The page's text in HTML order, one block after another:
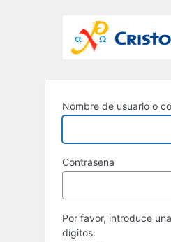
Nombre de usuario o
Contraseña
Por favor, introduce
dígitos: